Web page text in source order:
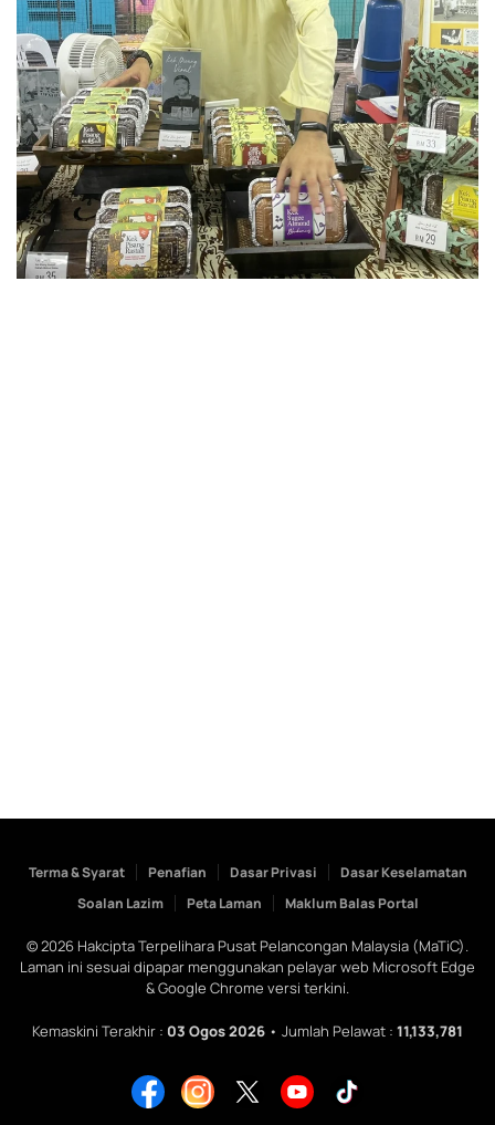
Terma & Syarat Penafian Dasar Privasi
Dasar Keselamatan
Soalan Lazim
Peta Laman Maklum Balas Portal
©2026 Hakcipta Terpelihara Pusat Pelancongan Malaysia (MaTiC).
Laman ini sesuai dipapar menggunakan pelayar web Microsoft Edge
& Google Chrome versi terkini.
Kemaskini Terakhir : 03 Ogos 2026 • Jumlah Pelawat : 11,133,781